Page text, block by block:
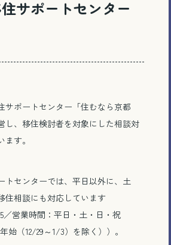
サポートセンター
サポートセンター「住むなら京都
し、移住検討者を対象にした相談対
す。
トセンターでは、平日以外に、土
住相談にも対応しています
／営業時間：平日・土・日・祝
始（12/29～1/3）を除く））。